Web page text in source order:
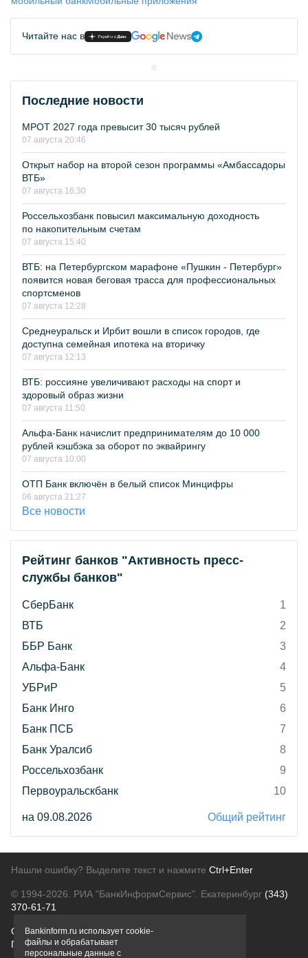
Читайте нас в
Последние новости
МРОТ 2027 года превысит 30 тысяч рублей
07 августа 20:46
Открыт набор на второй сезон программы «Амбассадоры
ВТБ»
07 августа 16:30
Россельхозбанк повысил максимальную доходность
по накопительным счетам
07 августа 15:40
ВТБ: на Петербургском марафоне «Пушкин - Петербург»
появится новая беговая трасса для профессиональных
спортсменов
07 августа 12:28
Среднеуральск и Ирбит вошли в список городов, где
доступна семейная ипотека на вторичку
07 августа 12:13
ВТБ: россияне увеличивают расходы на спорт и
здоровый образ жизни
07 августа 11:50
Альфа-Банк начислит предпринимателям до 10 000
рублей кэшбэка за оборот по эквайрингу
07 августа 10:00
ОТП Банк включён в белый список Минцифры
06 августа 21:27
Все новости
Рейтинг банков "Активность пресс-
службы банков"
СберБанк
1
ВТБ
2
ББР Банк
3
Альфа-Банк
4
УБРиР
5
Банк Инго
6
Банк ПСБ
7
Банк Уралсиб
8
Россельхозбанк
9
Первоуральскбанк
10
на 09.08.2026 Общий рейтинг
Нашли ошибку? Выделите текст и нажмите Ctrl+Enter
© 1994-2026. РИА "БанкИнформСервис". Екатеринбург (343)
370-61-71
О проектеПолитика конфиденциальности
Правовая информацияДля рекламодателей
Bankinform.ru использует cookie-
файлы и обрабатывает
персональные данные с